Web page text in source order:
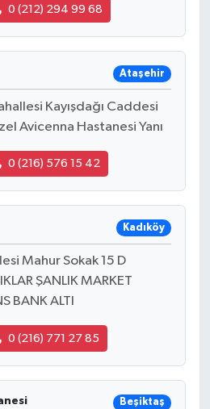
0 (212) 294 99 68
Ataşehir
Kayışdağı Caddesi
Avicenna Hastanesi Yanı
0 (216) 576 15 42
Kadıköy
Mahur Sokak 15 D
ŞANLIK MARKET
BANK ALTI
0 (216) 771 27 85
Beşiktaş